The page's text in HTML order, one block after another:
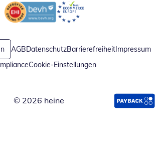
Öffnet in neuem FensterÖffnet in neuem Fenster
AGBDatenschutzBarrierefreiheitImpressum
Cookie-Einstellungen
© 2026 heine